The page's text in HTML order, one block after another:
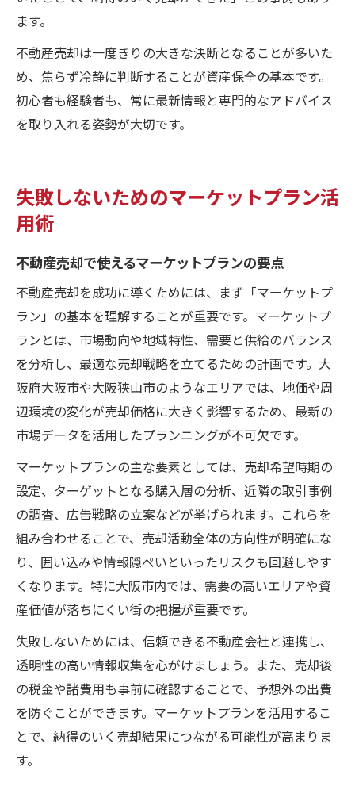
ます。
不動産売却は一度きりの大きな決断となることが多いた
め、焦らず冷静に判断することが資産保全の基本です。
初心者も経験者も、常に最新情報と専門的なアドバイス
を取り入れる姿勢が大切です。
失敗しないためのマーケットプラン活
用術
不動産売却で使えるマーケットプランの要点
不動産売却を成功に導くためには、まず「マーケットプ
ラン」の基本を理解することが重要です。マーケットプ
ランとは、市場動向や地域特性、需要と供給のバランス
を分析し、最適な売却戦略を立てるための計画です。大
阪府大阪市や大阪狭山市のようなエリアでは、地価や周
辺環境の変化が売却価格に大きく影響するため、最新の
市場データを活用したプランニングが不可欠です。
マーケットプランの主な要素としては、売却希望時期の
設定、ターゲットとなる購入層の分析、近隣の取引事例
の調査、広告戦略の立案などが挙げられます。これらを
組み合わせることで、売却活動全体の方向性が明確にな
り、囲い込みや情報隠ぺいといったリスクも回避しやす
くなります。特に大阪市内では、需要の高いエリアや資
産価値が落ちにくい街の把握が重要です。
失敗しないためには、信頼できる不動産会社と連携し、
透明性の高い情報収集を心がけましょう。また、売却後
の税金や諸費用も事前に確認することで、予想外の出費
を防ぐことができます。マーケットプランを活用するこ
とで、納得のいく売却結果につながる可能性が高まりま
す。